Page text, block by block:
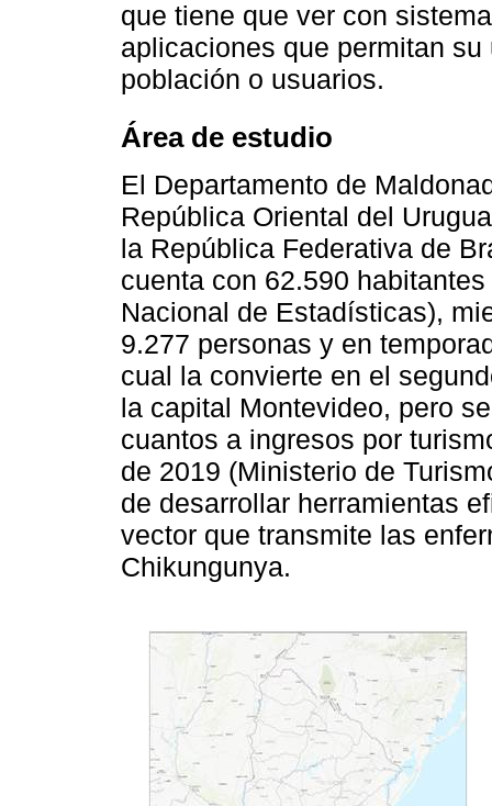
que tiene que ver con
aplicaciones que permitan
población o usuarios.
Área de estudio
El Departamento de
República Oriental del
la República Federativa de
cuenta con 62.590
Nacional de Estadísticas),
9.277 personas y en
cual la convierte en el
la capital Montevideo, pero
cuantos a ingresos por
de 2019 (Ministerio de
de desarrollar herramientas
vector que transmite las
Chikungunya.